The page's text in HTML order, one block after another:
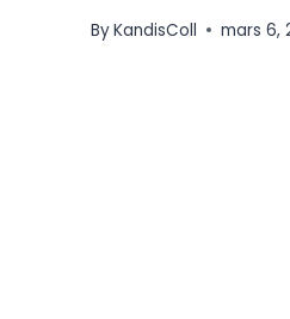
ByKandisColl mars 6,